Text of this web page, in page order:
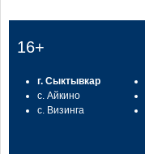
16+
г. Сыктывкар
с. Айкино
с. Визинга